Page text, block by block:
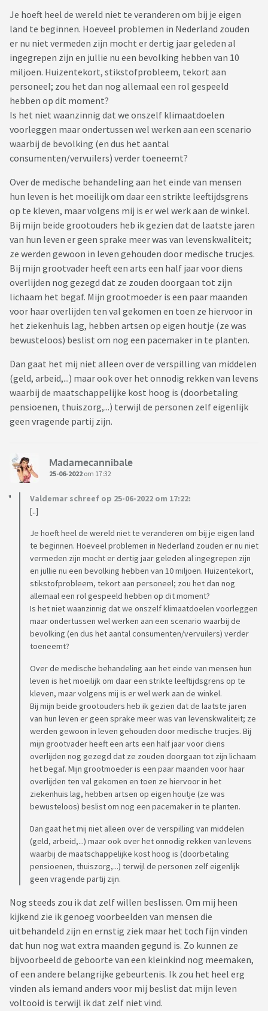
Je hoeft heel de wereld niet te veranderen om bij je eigen
land te beginnen. Hoeveel problemen in Nederland zouden
er nu niet vermeden zijn mocht er dertig jaar geleden al
ingegrepen zijn en jullie nu een bevolking hebben van 10
miljoen. Huizentekort, stikstofprobleem, tekort aan
personeel; zou het dan nog allemaal een rol gespeeld
hebben op dit moment?
Is het niet waanzinnig dat we onszelf klimaatdoelen
voorleggen maar ondertussen wel werken aan een scenario
waarbij de bevolking (en dus het aantal
consumenten/vervuilers) verder toeneemt?
Over de medische behandeling aan het einde van mensen
hun leven is het moeilijk om daar een strikte leeftijdsgrens
op te kleven, maar volgens mij is er wel werk aan de winkel.
Bij mijn beide grootouders heb ik gezien dat de laatste jaren
van hun leven er geen sprake meer was van levenskwaliteit;
ze werden gewoon in leven gehouden door medische trucjes.
Bij mijn grootvader heeft een arts een half jaar voor diens
overlijden nog gezegd dat ze zouden doorgaan tot zijn
lichaam het begaf. Mijn grootmoeder is een paar maanden
voor haar overlijden ten val gekomen en toen ze hiervoor in
het ziekenhuis lag, hebben artsen op eigen houtje (ze was
bewusteloos) beslist om nog een pacemaker in te planten.
Dan gaat het mij niet alleen over de verspilling van middelen
(geld, arbeid,...) maar ook over het onnodig rekken van levens
waarbij de maatschappelijke kost hoog is (doorbetaling
pensioenen, thuiszorg,...) terwijl de personen zelf eigenlijk
geen vragende partij zijn.
Madamecannibale
25-06-2022 om 17:32
Valdemar schreef op 25-06-2022 om 17:22:
[..]
Je hoeft heel de wereld niet te veranderen om bij je eigen land
te beginnen. Hoeveel problemen in Nederland zouden er nu niet
vermeden zijn mocht er dertig jaar geleden al ingegrepen zijn
en jullie nu een bevolking hebben van 10 miljoen. Huizentekort,
stikstofprobleem, tekort aan personeel; zou het dan nog
allemaal een rol gespeeld hebben op dit moment?
Is het niet waanzinnig dat we onszelf klimaatdoelen voorleggen
maar ondertussen wel werken aan een scenario waarbij de
bevolking (en dus het aantal consumenten/vervuilers) verder
toeneemt?
Over de medische behandeling aan het einde van mensen hun
leven is het moeilijk om daar een strikte leeftijdsgrens op te
kleven, maar volgens mij is er wel werk aan de winkel.
Bij mijn beide grootouders heb ik gezien dat de laatste jaren
van hun leven er geen sprake meer was van levenskwaliteit; ze
werden gewoon in leven gehouden door medische trucjes. Bij
mijn grootvader heeft een arts een half jaar voor diens
overlijden nog gezegd dat ze zouden doorgaan tot zijn lichaam
het begaf. Mijn grootmoeder is een paar maanden voor haar
overlijden ten val gekomen en toen ze hiervoor in het
ziekenhuis lag, hebben artsen op eigen houtje (ze was
bewusteloos) beslist om nog een pacemaker in te planten.
Dan gaat het mij niet alleen over de verspilling van middelen
(geld, arbeid,...) maar ook over het onnodig rekken van levens
waarbij de maatschappelijke kost hoog is (doorbetaling
pensioenen, thuiszorg,...) terwijl de personen zelf eigenlijk
geen vragende partij zijn.
Nog steeds zou ik dat zelf willen beslissen. Om mij heen
kijkend zie ik genoeg voorbeelden van mensen die
uitbehandeld zijn en ernstig ziek maar het toch fijn vinden
dat hun nog wat extra maanden gegund is. Zo kunnen ze
bijvoorbeeld de geboorte van een kleinkind nog meemaken,
of een andere belangrijke gebeurtenis. Ik zou het heel erg
vinden als iemand anders voor mij beslist dat mijn leven
voltooid is terwijl ik dat zelf niet vind.